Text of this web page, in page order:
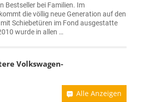
Bestseller bei Familien. Im
die völlig neue Generation auf den
Schiebetüren im Fond ausgestatte
wurde in allen …
Volkswagen-
Alle Anzeigen